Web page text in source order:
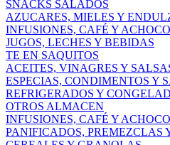
SNACKS SALADOS
AZUCARES, MIELES Y
INFUSIONES, CAFÉ Y
JUGOS, LECHES Y BEBIDAS
TE EN SAQUITOS
ACEITES, VINAGRES Y
ESPECIAS, CONDIMENTOS Y
REFRIGERADOS Y
OTROS ALMACEN
INFUSIONES, CAFÉ Y
PANIFICADOS, PREMEZCLAS